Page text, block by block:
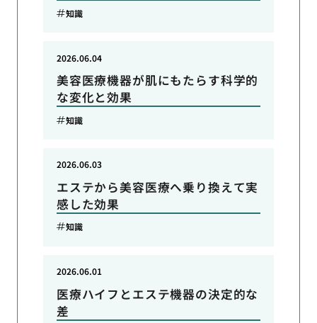
知識
美容医療機器が肌にもたらす科学的
な変化と効果
2026.06.04
知識
エステから美容医療へ乗り換えて実
感した効果
2026.06.03
知識
医療ハイフとエステ機器の決定的な
差
2026.06.01